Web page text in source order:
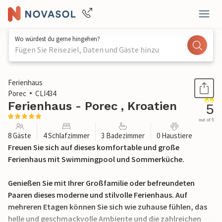
Wo würdest du gerne hingehen?
Fügen Sie Reiseziel, Daten und Gäste hinzu
1 / 40
Ferienhaus
Porec
CLI434
Ferienhaus - Porec , Kroatien 5
out of 5
8 Gäste 4 Schlafzimmer 3 Badezimmer 0 Haustiere
Freuen Sie sich auf dieses komfortable und große
Ferienhaus mit Swimmingpool und Sommerküche.
Genießen Sie mit Ihrer Großfamilie oder befreundeten
Paaren dieses moderne und stilvolle Ferienhaus. Auf
mehreren Etagen können Sie sich wie zuhause fühlen, das
helle und geschmackvolle Ambiente und die zahlreichen